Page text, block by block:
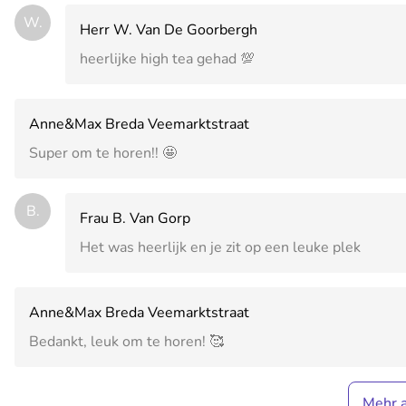
W.
Herr W. Van De Goorbergh
heerlijke high tea gehad 💯
Anne&Max Breda Veemarktstraat
Super om te horen!! 🤩
B.
Frau B. Van Gorp
Het was heerlijk en je zit op een leuke plek
Anne&Max Breda Veemarktstraat
Bedankt, leuk om te horen! 🥰